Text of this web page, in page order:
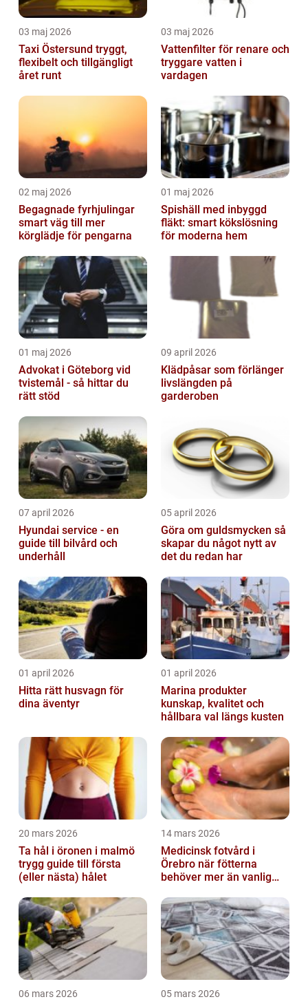
03 maj 2026
Taxi Östersund tryggt,
flexibelt och tillgängligt
året runt
03 maj 2026
Vattenfilter för renare och
tryggare vatten i
vardagen
02 maj 2026
Begagnade fyrhjulingar
smart väg till mer
körglädje för pengarna
01 maj 2026
Spishäll med inbyggd
fläkt: smart kökslösning
för moderna hem
01 maj 2026
Advokat i Göteborg vid
tvistemål - så hittar du
rätt stöd
09 april 2026
Klädpåsar som förlänger
livslängden på
garderoben
07 april 2026
Hyundai service - en
guide till bilvård och
underhåll
05 april 2026
Göra om guldsmycken så
skapar du något nytt av
det du redan har
01 april 2026
Hitta rätt husvagn för
dina äventyr
01 april 2026
Marina produkter
kunskap, kvalitet och
hållbara val längs kusten
20 mars 2026
Ta hål i öronen i malmö
trygg guide till första
(eller nästa) hålet
14 mars 2026
Medicinsk fotvård i
Örebro när fötterna
behöver mer än vanlig
06 mars 2026 05 mars 2026